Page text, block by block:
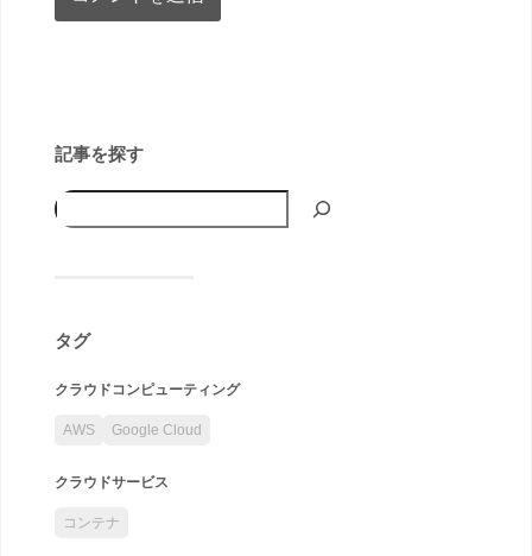
記事を探す
タグ
クラウドコンピューティング
AWS Google Cloud
クラウドサービス
コンテナ